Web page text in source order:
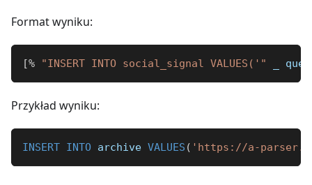
Format wyniku:
[% "INSERT INTO social_signal VALUES('"
Przykład wyniku:
INSERT INTO archive VALUES ( 'https://a-